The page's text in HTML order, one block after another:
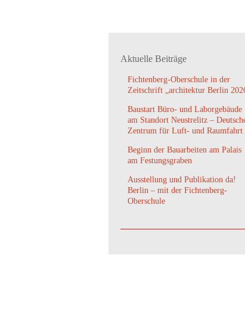
Aktuelle Beiträge
Fichtenberg-Oberschule in der
Zeitschrift „architektur Berlin
Baustart Büro- und Laborgebäude
am Standort Neustrelitz –
Zentrum für Luft- und Raumfahrt
Beginn der Bauarbeiten am Palais
am Festungsgraben
Ausstellung und Publikation da!
Berlin – mit der Fichtenberg-
Oberschule